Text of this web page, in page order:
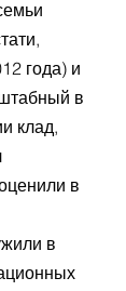
года) и
в
клад,
в
в